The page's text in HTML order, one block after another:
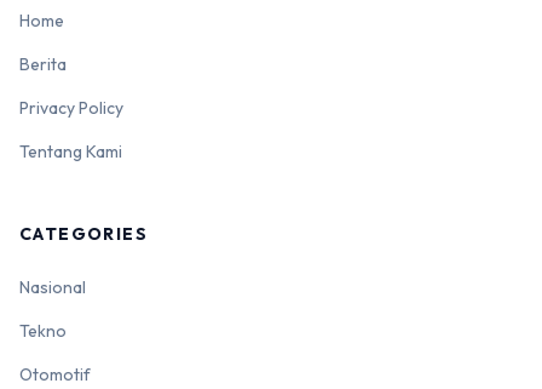
Home
Berita
Privacy Policy
Tentang Kami
CATEGORIES
Nasional
Tekno
Otomotif